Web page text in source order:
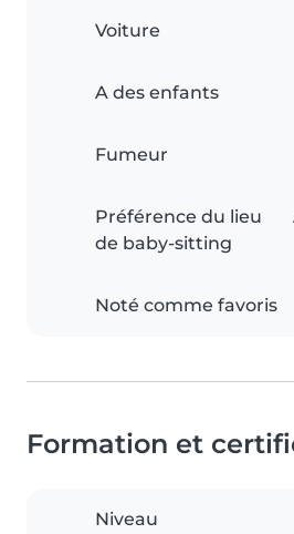
Voiture
A des enfants
Fumeur
Préférence du lieu
de baby-sitting
Noté comme favoris
Formation et
Niveau